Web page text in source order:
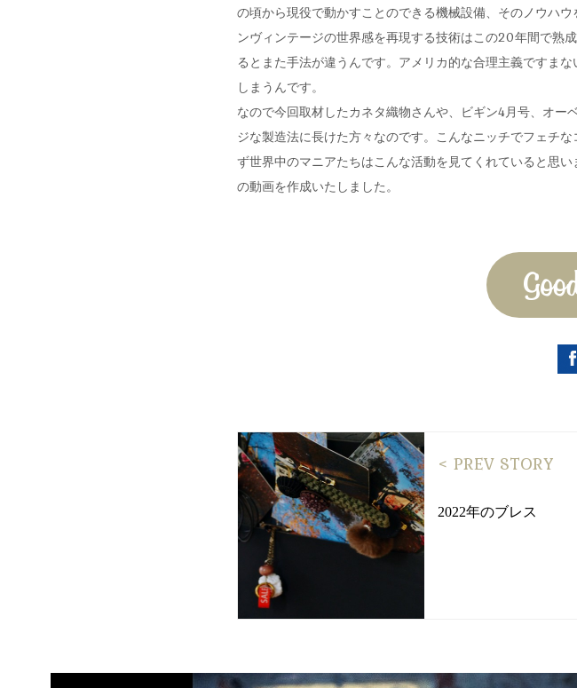
の頃から現役で動かすことのできる機械設備、そのノウハ
ンヴィンテージの世界感を再現する技術はこの20年間で熟
るとまた手法が違うんです。アメリカ的な合理主義ですま
しまうんです。
なので今回取材したカネタ織物さんや、ビギン4月号、オ
ジな製造法に長けた方々なのです。こんなニッチでフェチ
ず世界中のマニアたちはこんな活動を見てくれていると思
の動画を作成いたしました。
< PREV STORY
2022年のブレス